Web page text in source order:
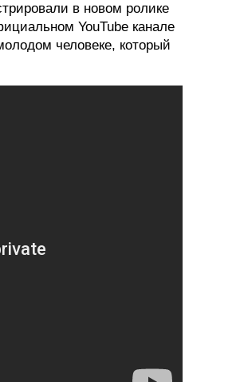
в новом ролике
YouTube канале
человеке, который
ФОТОГРАФИЯ